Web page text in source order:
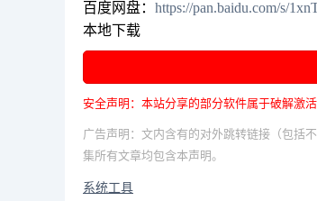
百度网盘： https://pan.baidu.com/s/
本地下载
安全声明：本站分享的部分软件属于破解激
广告声明：文内含有的对外跳转链接（包括
集所有文章均包含本声明。
系统工具